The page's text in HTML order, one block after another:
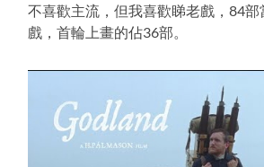
不喜歡主流，但我喜歡睇老戲，84
戲，首輪上畫的佔36部。